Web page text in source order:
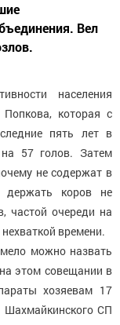
Вел
населения
которая с
пять лет в
на 57 голов. Затем
не содержат в
держать коров не
частой очереди на
времени.
можно назвать
этом совещании в
хозяевам 17
Шахмайкинского СП